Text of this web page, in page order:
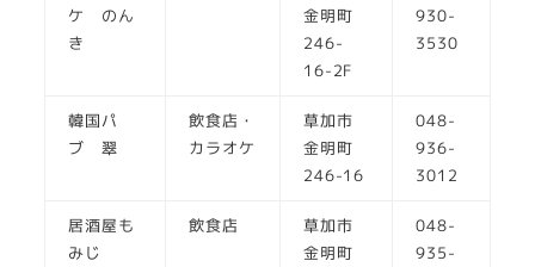
ケ のん
き
金明町
246-
16-2F
930-
3530
韓国パ
ブ 翠
飲食店・
カラオケ
草加市
金明町
246-16
048-
936-
3012
居酒屋も
みじ
飲食店
草加市
金明町
048-
935-